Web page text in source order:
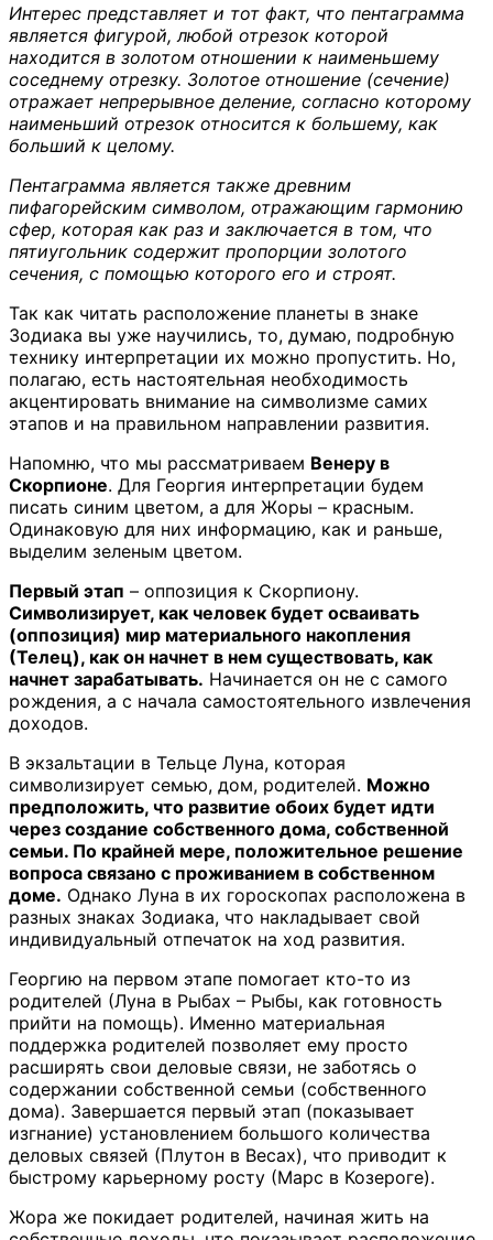
Интерес представляет и тот факт, что пентаграмма
является фигурой, любой отрезок которой
находится в золотом отношении к наименьшему
соседнему отрезку. Золотое отношение (сечение)
отражает непрерывное деление, согласно которому
наименьший отрезок относится к большему, как
больший к целому.
Пентаграмма является также древним
пифагорейским символом, отражающим гармонию
сфер, которая как раз и заключается в том, что
пятиугольник содержит пропорции золотого
сечения, с помощью которого его и строят.
Так как читать расположение планеты в знаке
Зодиака вы уже научились, то, думаю, подробную
технику интерпретации их можно пропустить. Но,
полагаю, есть настоятельная необходимость
акцентировать внимание на символизме самих
этапов и на правильном направлении развития.
Напомню, что мы рассматриваем Венеру в
Скорпионе. Для Георгия интерпретации будем
писать синим цветом, а для Жоры – красным.
Одинаковую для них информацию, как и раньше,
выделим зеленым цветом.
Первый этап – оппозиция к Скорпиону.
Символизирует, как человек будет осваивать
(оппозиция) мир материального накопления
(Телец), как он начнет в нем существовать, как
начнет зарабатывать. Начинается он не с самого
рождения, а с начала самостоятельного извлечения
доходов.
В экзальтации в Тельце Луна, которая
символизирует семью, дом, родителей. Можно
предположить, что развитие обоих будет идти
через создание собственного дома, собственной
семьи. По крайней мере, положительное решение
вопроса связано с проживанием в собственном
доме. Однако Луна в их гороскопах расположена в
разных знаках Зодиака, что накладывает свой
индивидуальный отпечаток на ход развития.
Георгию на первом этапе помогает кто-то из
родителей (Луна в Рыбах – Рыбы, как готовность
прийти на помощь). Именно материальная
поддержка родителей позволяет ему просто
расширять свои деловые связи, не заботясь о
содержании собственной семьи (собственного
дома). Завершается первый этап (показывает
изгнание) установлением большого количества
деловых связей (Плутон в Весах), что приводит к
быстрому карьерному росту (Марс в Козероге).
Жора же покидает родителей, начиная жить на